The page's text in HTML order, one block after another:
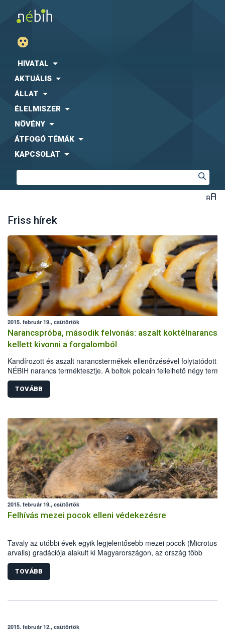
HIVATAL
AKTUÁLIS
ÁLLAT
ÉLELMISZER
NÖVÉNY
ÁTFOGÓ TÉMÁK
KAPCSOLAT
Friss hírek
2015. február 19., csütörtök
Narancspróba, második felvonás: aszalt koktélnarancsot
kellett kivonni a forgalomból
Kandírozott és aszalt narancstermékek ellenőrzésével folytatódott a
NÉBIH narancs terméktesztje. A boltok polcain fellelhető négy
egyet, a Tündérkert Traiding Kft. aszalt, cukrozott koktélnarancsát az
összetevők között sem jelölt, megengedettnél magasabb
színezéktartalom miatt ki kellett vonni a forgalomból.
TOVÁBB
2015. február 19., csütörtök
Felhívás mezei pocok elleni védekezésre
Tavaly az utóbbi évek egyik legjelentősebb mezei pocok (Microtus
arvalis) gradációja alakult ki Magyarországon, az ország több
megyéjében rendkívüli helyzetet, súlyos károkat okozva. A
hasonló, kedvező környezeti feltételek esetén az idei évben is
gondokat jelenthetnek a rágcsálók, amire időben fel kell készülni.
TOVÁBB
2015. február 12., csütörtök